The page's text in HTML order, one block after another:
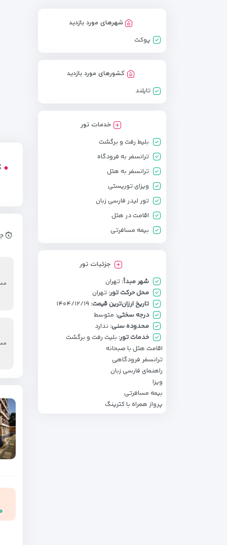
شهرهای مورد بازدید
پوکت
کشورهای مورد بازدید
تایلند
خدمات تور
بلیط رفت و برگشت
ترانسفر به فرودگاه
ترانسفر به هتل
ویزای توریستی
تور لیدر فارسی زبان
اقامت در هتل
بیمه مسافرتی
جزئیات تور
شهر مبدأ: تهران
محل حرکت تور: تهران
تاریخ ارزان‌ترین قیمت: ۱۴۰۴/۱۲/۱۹
درجه سختی: متوسط
محدوده سنی: ندارد
خدمات تور: بلیت رفت و برگشت
اقامت هتل با صبحانه
ترانسفر فرودگاهی
راهنمای فارسی زبان
ویزا
بیمه مسافرتی
پرواز همراه با کترینگ